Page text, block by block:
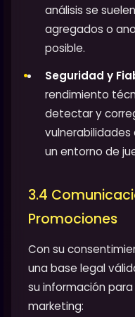
análisis se
agregados o
posible.
Seguridad y
rendimiento
detectar y
un entorno de
3.4
Promociones
Con su
una base legal
su información
marketing: